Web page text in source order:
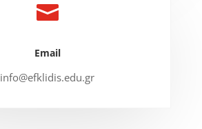

Email
info@efklidis.edu.gr